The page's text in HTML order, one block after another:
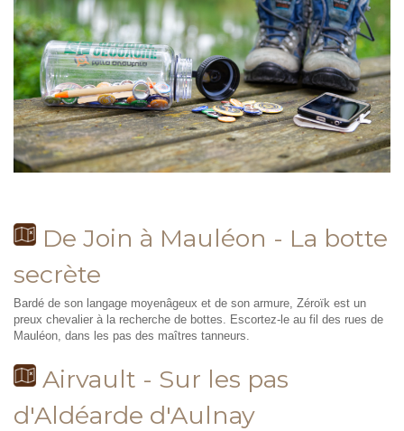
De Join à Mauléon - La botte
secrète
Bardé de son langage moyenâgeux et de son armure, Zéroïk est un
preux chevalier à la recherche de bottes. Escortez-le au fil des rues de
Mauléon, dans les pas des maîtres tanneurs.
Airvault - Sur les pas
d'Aldéarde d'Aulnay